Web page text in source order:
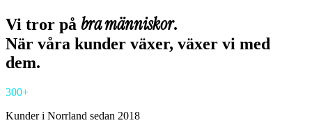
Vi tror på bra människor.
När våra kunder växer, växer vi med
dem.
300+
Kunder i Norrland sedan 2018